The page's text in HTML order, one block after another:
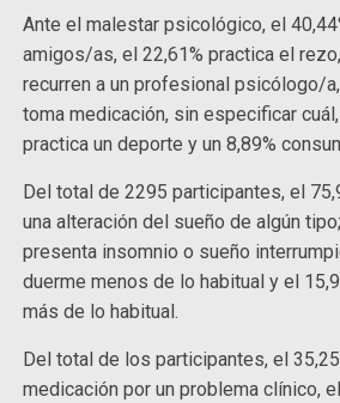
Ante el malestar psicológico, el
amigos/as, el 22,61% practica el
recurren a un profesional psicólogo/
toma medicación, sin especificar
practica un deporte y un 8,89%
Del total de 2295 participantes, el
una alteración del sueño de algún
presenta insomnio o sueño
duerme menos de lo habitual y el
más de lo habitual.
Del total de los participantes, el
medicación por un problema clínico,